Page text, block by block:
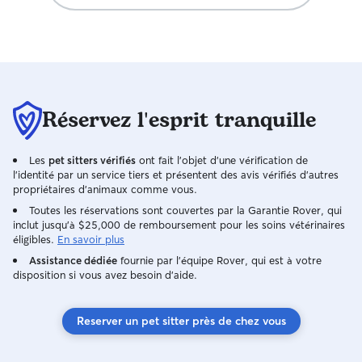
domicile, aux moments de jeu et aux
disponibilités, car certaines dates sont
déjà réservées en juin et juillet. De plus,
pas disponibles jusqu'à la fin du mois de
juin. Je m'organise toujours de façon à
respecter les habitudes et les besoins de
chaque animal afin de leur offrir une
présence attentive et régulière À mon
domicile, je vis dans un appartement en
rez-de-chaussée avec un jardin. Les
animaux ne sont jamais laissés sans
bénéficient de plusieurs promenades
par jour, généralement trois sorties
Réservez l'esprit tranquille
Les pet sitters vérifiés ont fait l'objet d'une vérification de
l'identité par un service tiers et présentent des avis vérifiés d'autres
propriétaires d'animaux comme vous.
Toutes les réservations sont couvertes par la Garantie Rover, qui
inclut jusqu'à $25,000 de remboursement pour les soins vétérinaires
éligibles. En savoir plus
Assistance dédiée fournie par l'équipe Rover, qui est à votre
disposition si vous avez besoin d'aide.
Reserver un pet sitter près de chez vous